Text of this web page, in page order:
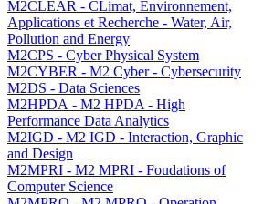
M2CLEAR - CLimat, Environnement,
Applications et Recherche - Water, Air,
Pollution and Energy
M2CPS - Cyber Physical System
M2CYBER - M2 Cyber - Cybersecurity
M2DS - Data Sciences
M2HPDA - M2 HPDA - High
Performance Data Analytics
M2IGD - M2 IGD - Interaction, Graphic
and Design
M2MPRI - M2 MPRI - Foudations of
Computer Science